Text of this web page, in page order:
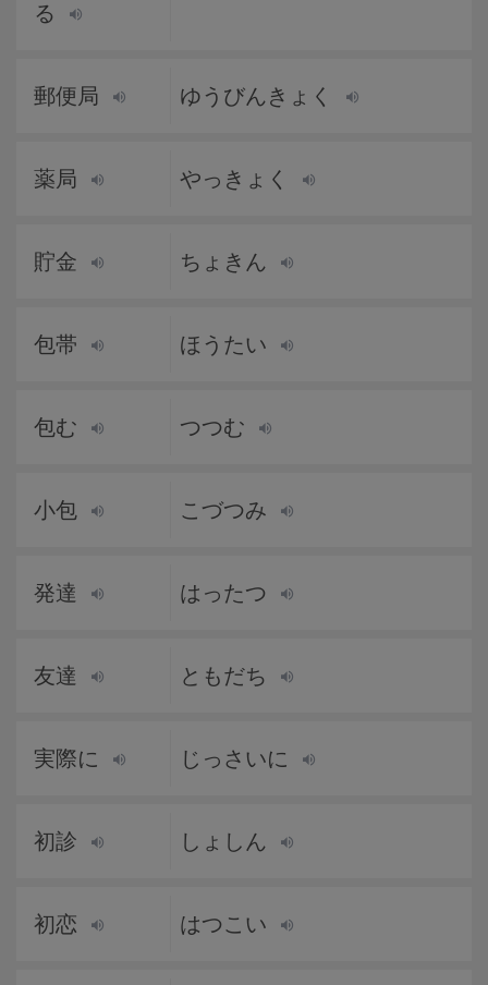
る
郵便局 ゆうびんきょく
薬局 やっきょく
貯金 ちょきん
包帯 ほうたい
包む つつむ
小包 こづつみ
発達 はったつ
友達 ともだち
実際に じっさいに
初診 しょしん
初恋 はつこい